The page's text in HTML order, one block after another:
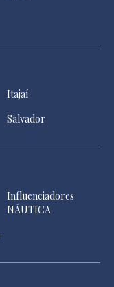
Itajaí
Salvador
Influenciadores
NÁUTICA